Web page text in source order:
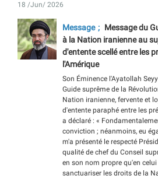
18 /Jun/ 2026
Message
Message du
à la Nation iranienne au
d'entente scellé entre les
l'Amérique
Son Éminence l'Ayatollah
Guide suprême de la
Nation iranienne, fervente et
d'entente paraphé entre les
a déclaré : «
conviction ; néanmoins, eu
m'a présenté le respecté
qualité de chef du Conseil
en son nom propre qu'en
sanctuariser les droits de la